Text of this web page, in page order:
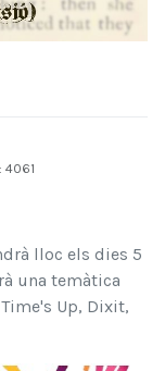
4061
lloc els dies 5
una temàtica
Up, Dixit,